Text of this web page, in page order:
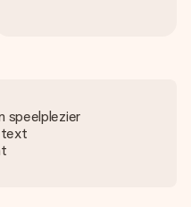
speelplezier
text